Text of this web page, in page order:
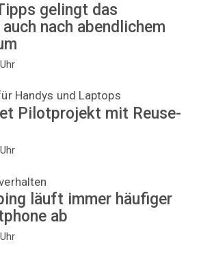
gelingt das
nach abendlichem
Uhr
Handys und Laptops
Pilotprojekt mit Reuse-
Uhr
läuft immer häufiger
ab
Uhr